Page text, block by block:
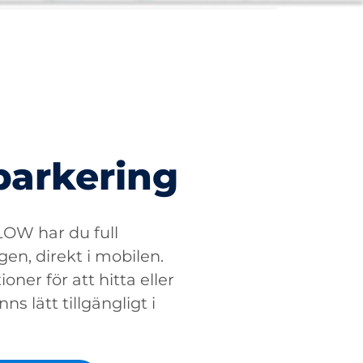
har du full
direkt i mobilen.
för att hitta eller
lätt tillgängligt i